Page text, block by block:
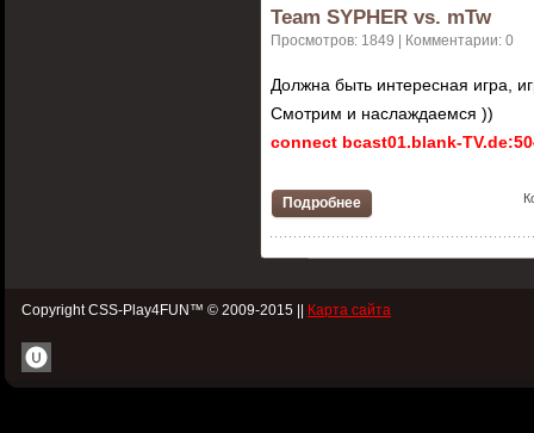
Team SYPHER vs. mTw
Просмотров: 1849 | Комментарии: 0
Должна быть интересная игра,
Смотрим и наслаждаемся ))
connect bcast01.blank-
Подробнее
Copyright CSS-Play4FUN™ © 2009-2015 || Карта сайта